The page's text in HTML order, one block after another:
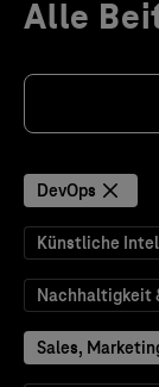
Alle
DevOps
Künstliche
Nachhaltigkeit
Sales,